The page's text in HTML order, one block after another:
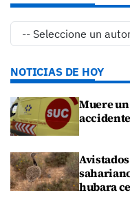
NOTICIAS DE HOY
Muere
hubara